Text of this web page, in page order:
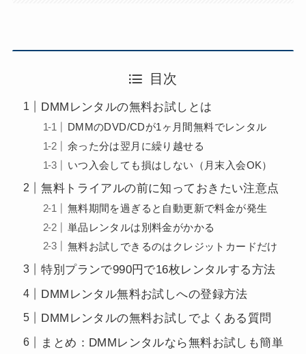
目次
DMMレンタルの無料お試しとは
DMMのDVD/CDが1ヶ月間無料でレンタル
余った分は翌月に繰り越せる
いつ入会しても損はしない（月末入会OK）
無料トライアルの前に知っておきたい注意点
無料期間を過ぎると自動更新で料金が発生
単品レンタルは別料金がかかる
無料お試しできるのはクレジットカードだけ
特別プランで990円で16枚レンタルする方法
DMMレンタル無料お試しへの登録方法
DMMレンタルの無料お試しでよくある質問
まとめ：DMMレンタルなら無料お試しも簡単